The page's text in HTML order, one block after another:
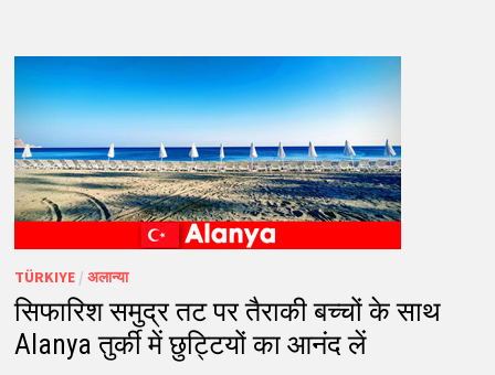
TÜRKIYE/ अलान्या
सिफारिश समुद्र तट पर तैराकी बच्चों के साथ
Alanya तुर्की में छुट्टियों का आनंद लें